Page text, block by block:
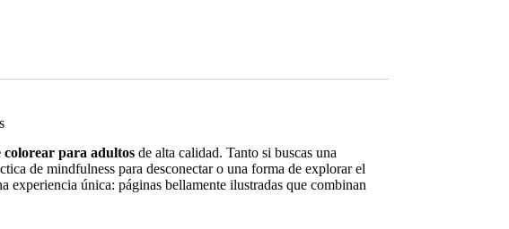
colorear para adultosde alta calidad. Tanto si buscas una
de mindfulness para desconectar o una forma de explorar el
experiencia única: páginas bellamente ilustradas que combinan